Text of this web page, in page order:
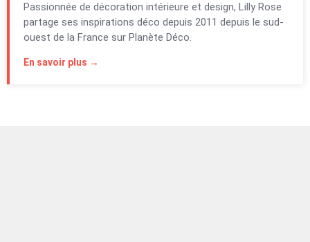
Passionnée de décoration intérieure et design, Lilly Rose
partage ses inspirations déco depuis 2011 depuis le sud-
ouest de la France sur Planète Déco.
En savoir plus →